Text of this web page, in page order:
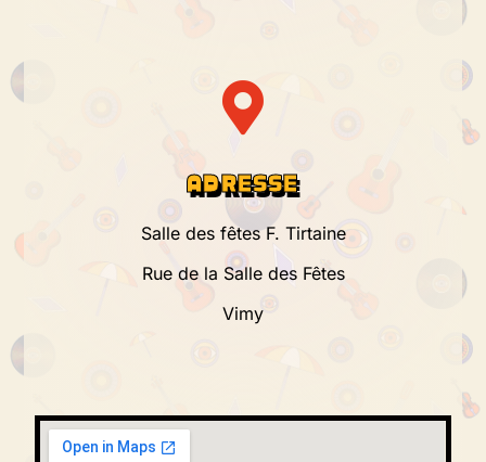
ADRESSE
Salle des fêtes F. Tirtaine
Rue de la Salle des Fêtes
Vimy